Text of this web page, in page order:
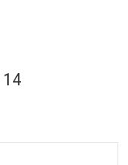
14